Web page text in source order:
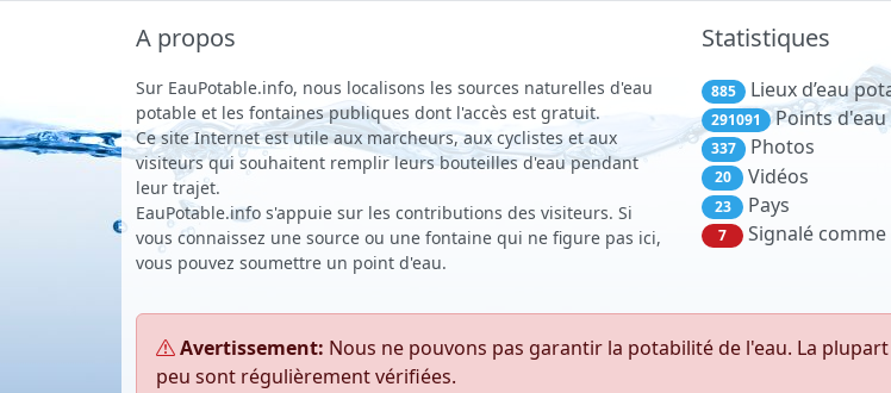
A propos
Sur EauPotable.info, nous localisons les sources naturelles d'eau
potable et les fontaines publiques dont l'accès est gratuit.
Ce site Internet est utile aux marcheurs, aux cyclistes et aux
visiteurs qui souhaitent remplir leurs bouteilles d'eau pendant
leur trajet.
EauPotable.info s'appuie sur les contributions des visiteurs. Si
vous connaissez une source ou une fontaine qui ne figure pas ici,
vous pouvez soumettre un point d'eau.
Statistiques
885 Lieux d’eau
291091 Points d'eau
337 Photos
20 Vidéos
23 Pays
7 Signalé
Avertissement: Nous ne pouvons pas garantir la potabilité de l'eau. La
peu sont régulièrement vérifiées.